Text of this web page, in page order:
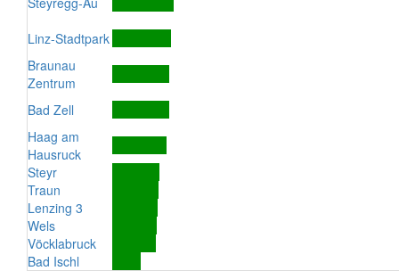
Linz-Stadtpark
Braunau
Zentrum
Bad Zell
Haag am
Hausruck
Steyr
Traun
Lenzing 3
Wels
Vöcklabruck
Bad Ischl